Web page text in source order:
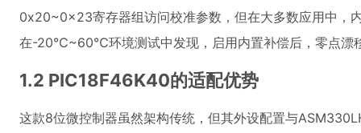
0x20~0x23寄存器组访问校准参数，但在大多数应用中，
在-20℃~60℃环境测试中发现，启用内置补偿后，零点漂
1.2 PIC18F46K40的适配优势
这款8位微控制器虽然架构传统，但其外设配置与